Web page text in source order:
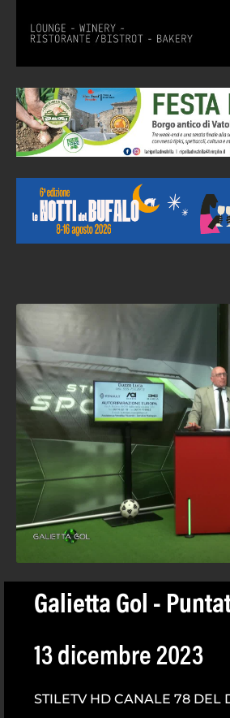
Galietta Gol -
13 dicembre 2023
STILETV HD CANALE 78 DEL